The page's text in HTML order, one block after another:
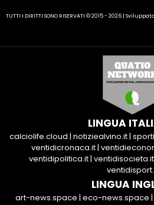
TUTTI I DIRITTI SONO RISERVATI © 2015 - 2026 |
LINGUA
calciolife.cloud | notiziealvino.it|
ventidicronaca.it|
ventidipolitica.it| ventidisocieta.it
LINGUA
art-news.space | eco-news.space |